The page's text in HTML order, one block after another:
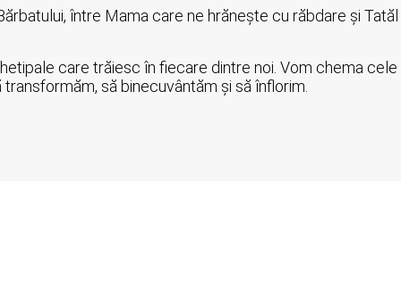
între Mama care ne hrănește cu răbdare și Tatăl
care trăiesc în fiecare dintre noi. Vom chema cele
să binecuvântăm și să înflorim.